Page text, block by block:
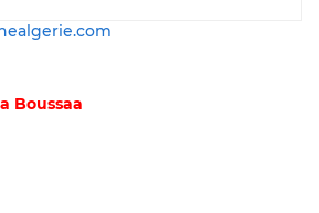
Boussaa